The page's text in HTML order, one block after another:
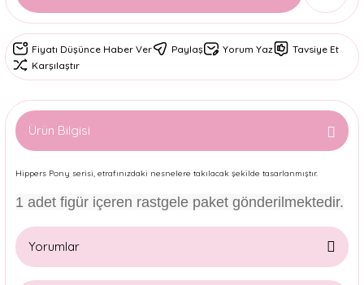
Fiyatı Düşünce Haber Ver Paylaş Yorum Yaz
Tavsiye Et
Karşılaştır
Ürün Bilgisi
Hippers Pony serisi, etrafınızdaki nesnelere takılacak şekilde tasarlanmıştır.
1 adet figür içeren rastgele paket gönderilmektedir.
Yorumlar